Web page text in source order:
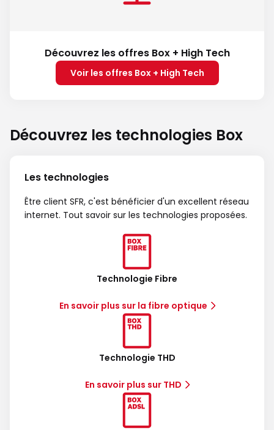
Découvrez les offres Box + High Tech
Voir les offres Box + High Tech
Découvrez les technologies Box
Les technologies
Être client SFR, c'est bénéficier d'un excellent réseau
internet. Tout savoir sur les technologies proposées.
Technologie Fibre
En savoir plus sur la fibre optique
Technologie THD
En savoir plus sur THD